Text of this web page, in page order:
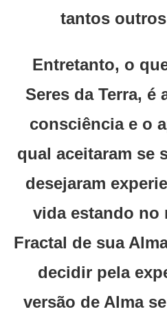
tantos
Entretanto, o
Seres da Terra, é
consciência e o
qual aceitaram se
desejaram
vida estando no
Fractal de sua
decidir pela
versão de Alma